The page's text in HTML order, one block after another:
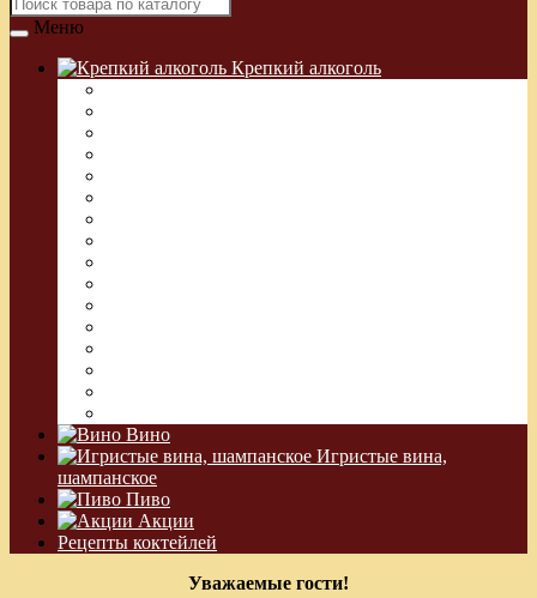
Меню
Крепкий алкоголь
Вино
Игристые вина,
шампанское
Пиво
Акции
Рецепты коктейлей
Уважаемые гости!